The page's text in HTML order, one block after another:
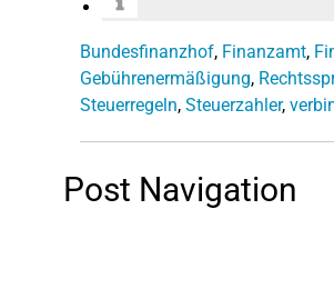
Bundesfinanzhof, Finanzamt,
Gebührenermäßigung,
Steuerregeln, Steuerzahler,
Post Navigation